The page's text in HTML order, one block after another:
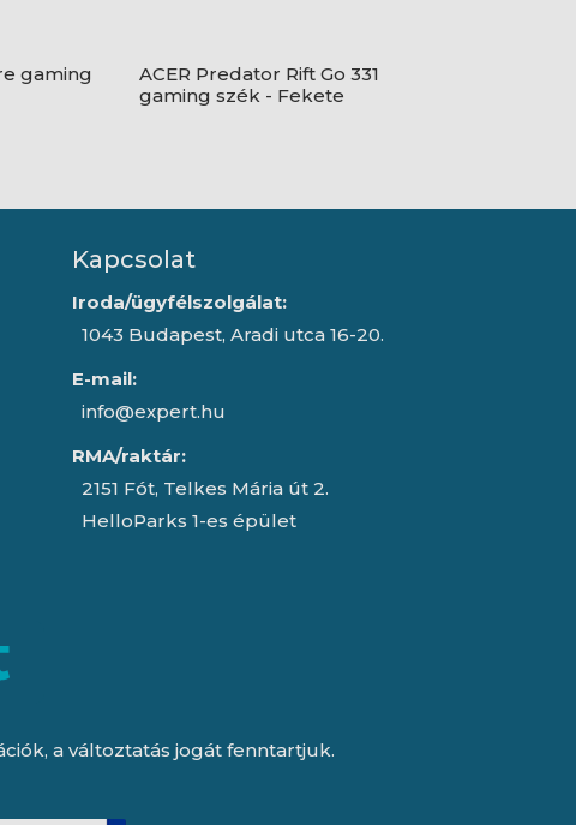
gaming
ACER Predator Rift Go 331
gaming szék - Fekete
Kapcsolat
Iroda/ügyfélszolgálat:
1043 Budapest, Aradi utca 16-20.
E-mail:
info@expert.hu
RMA/raktár:
2151 Fót, Telkes Mária út 2.
HelloParks 1-es épület
a változtatás jogát fenntartjuk.